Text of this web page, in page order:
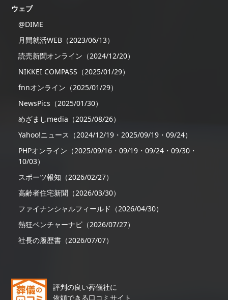
ウェブ
@DIME
月間就活WEB（2023/06/13）
読売新聞オンライン（2024/12/20）
NIKKEI COMPASS（2025/01/29）
fnnオンライン（2025/01/29）
NewsPics（2025/01/30）
めざましmedia（2025/08/26）
Yahoo!ニュース（2024/12/19・2025/09/19・09/24）
PHPオンライン（2025/09/16・09/19・09/24・09/30・
10/03）
スポーツ報知（2026/02/27）
高齢者住宅新聞（2026/03/30）
ファイナンシャルフィールド（2026/04/30）
熱狂ベンチャーナビ（2026/07/27）
社長の履歴書（2026/07/07）
評判の良い葬儀社に
依頼できる口コミサイト